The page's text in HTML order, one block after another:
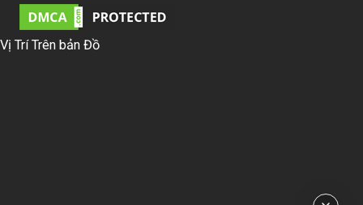
Vị Trí Trên bản Đồ